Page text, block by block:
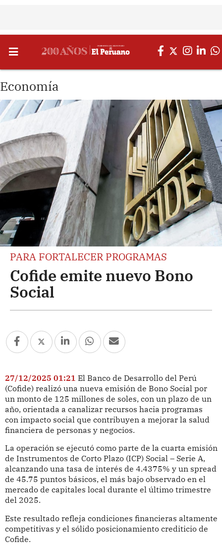
Economía
PARA FORTALECER PROGRAMAS
Cofide emite nuevo Bono
Social
27/12/2025 01:21 El Banco de Desarrollo del Perú
(Cofide) realizó una nueva emisión de Bono Social por
un monto de 125 millones de soles, con un plazo de un
año, orientada a canalizar recursos hacia programas
con impacto social que contribuyen a mejorar la salud
financiera de personas y negocios.
La operación se ejecutó como parte de la cuarta emisión
de Instrumentos de Corto Plazo (ICP) Social – Serie A,
alcanzando una tasa de interés de 4.4375% y un spread
de 45.75 puntos básicos, el más bajo observado en el
mercado de capitales local durante el último trimestre
del 2025.
Este resultado refleja condiciones financieras altamente
competitivas y el sólido posicionamiento crediticio de
Cofide.